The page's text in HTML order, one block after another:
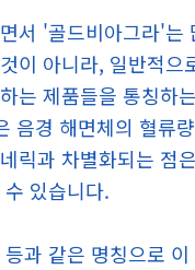
서 '골드비아그라'
이 아니라, 일반적
는 제품들을 통칭하
음경 해면체의 혈류
릭과 차별화되는 점
있습니다.
과 같은 명칭으로